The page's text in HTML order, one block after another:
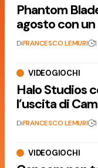
Phantom
agosto con
DiFRANCESCO LEMURI
VIDEOGIOCHI
Halo Studios
l’uscita di
DiFRANCESCO LEMURI
VIDEOGIOCHI